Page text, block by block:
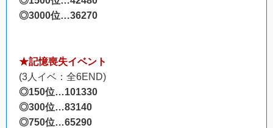
◎3000位…36270
★記憶喪失イベント
(3人イベ：全6END)
◎150位…101330
◎300位…83140
◎750位…65290